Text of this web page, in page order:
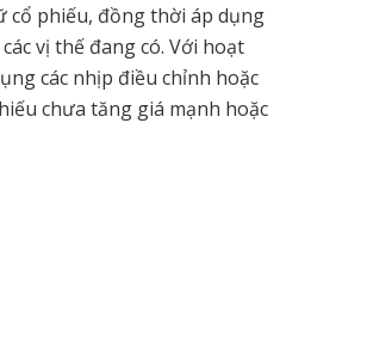
cổ phiếu, đồng thời áp dụng
vị thế đang có. Với hoạt
các nhịp điều chỉnh hoặc
chưa tăng giá mạnh hoặc